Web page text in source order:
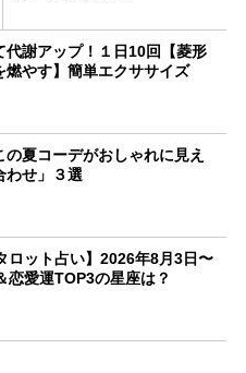
代謝アップ！１日10回【菱形
燃やす】簡単エクササイズ
の夏コーデがおしゃれに見え
わせ」３選
ロット占い】2026年8月3日〜
恋愛運TOP3の星座は？